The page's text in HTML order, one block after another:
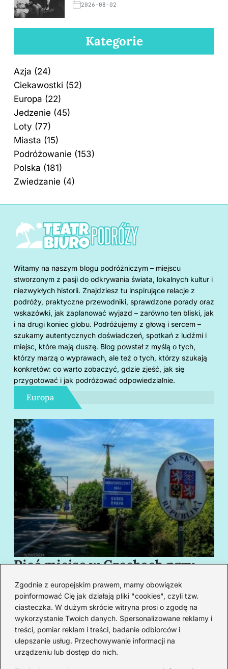
Zgodnie z europejskim prawem, mamy obowiązek
poinformować Cię jak działają pliki "cookies", czyli tzw.
ciasteczka. W dużym skrócie witryna prosi o zgodę na
wykorzystanie Twoich danych. Spersonalizowane reklamy i
treści, pomiar reklam i treści, badanie odbiorców i
ulepszanie usług. Przechowywanie informacji na
urządzeniu lub dostęp do nich.
2026-08-02
Kategorie
Azja (24)
Ciekawostki (52)
Europa (22)
Jedzenie (45)
Loty (77)
Miasta (15)
Podróżowanie (153)
Polska (181)
Zwiedzanie (4)
Witamy na naszym blogu podróżniczym – miejscu
stworzonym z pasji do odkrywania świata, lokalnych kultur i
niezwykłych historii. Znajdziesz tu inspirujące relacje z
podróży, praktyczne przewodniki, sprawdzone porady oraz
wskazówki, jak zaplanować wyjazd – zarówno ten bliski, jak
i na drugi koniec globu. Podróżujemy z głową i sercem –
szukamy autentycznych doświadczeń, spotkań z ludźmi i
miejsc, które mają duszę. Blog powstał z myślą o tych,
którzy marzą o wyprawach, ale też o tych, którzy szukają
konkretów: co warto zobaczyć, gdzie zjeść, jak się
przygotować i jak podróżować odpowiedzialnie.
Europa
Pięć miejsc w Czechach przy
granicy, które cię oczarują
swoim urokiem
Redakcja
Od lat podróżuję, by poznawać świat z bliska – nie tylko
przez pryzmat zabytków, ale przede wszystkim ludzi,